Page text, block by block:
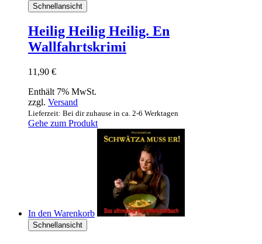
Schnellansicht
Heilig Heilig Heilig. En
Wallfahrtskrimi
11,90 €
Enthält 7% MwSt.
zzgl. Versand
Lieferzeit: Bei dir zuhause in ca. 2-6 Werktagen
Gehe zum Produkt
In den Warenkorb
Schnellansicht